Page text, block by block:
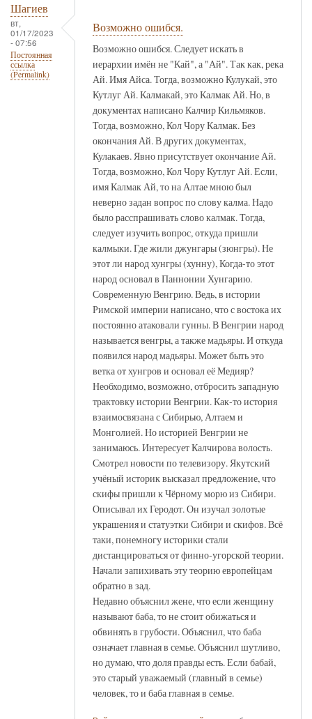
Шагиев
вт,
01/17/2023
- 07:56
Постоянная
ссылка
(Permalink)
Возможно ошибся.
Возможно ошибся. Следует искать в
иерархии имён не "Кай", а "Ай". Так как, река
Ай. Имя Айса. Тогда, возможно Кулукай, это
Кутлуг Ай. Калмакай, это Калмак Ай. Но, в
документах написано Калчир Кильмяков.
Тогда, возможно, Кол Чору Калмак. Без
окончания Ай. В других документах,
Кулакаев. Явно присутствует окончание Ай.
Тогда, возможно, Кол Чору Кутлуг Ай. Если,
имя Калмак Ай, то на Алтае мною был
неверно задан вопрос по слову калма. Надо
было расспрашивать слово калмак. Тогда,
следует изучить вопрос, откуда пришли
калмыки. Где жили джунгары (зюнгры). Не
этот ли народ хунгры (хунну), Когда-то этот
народ основал в Паннонии Хунгарию.
Современную Венгрию. Ведь, в истории
Римской империи написано, что с востока их
постоянно атаковали гунны. В Венгрии народ
называется венгры, а также мадьяры. И откуда
появился народ мадьяры. Может быть это
ветка от хунгров и основал её Медияр?
Необходимо, возможно, отбросить западную
трактовку истории Венгрии. Как-то история
взаимосвязана с Сибирью, Алтаем и
Монголией. Но историей Венгрии не
занимаюсь. Интересует Калчирова волость.
Смотрел новости по телевизору. Якутский
учёный историк высказал предложение, что
скифы пришли к Чёрному морю из Сибири.
Описывал их Геродот. Он изучал золотые
украшения и статуэтки Сибири и скифов. Всё
таки, понемногу историки стали
дистанцироваться от финно-угорской теории.
Начали запихивать эту теорию европейцам
обратно в зад.
Недавно объяснил жене, что если женщину
называют баба, то не стоит обижаться и
обвинять в грубости. Объяснил, что баба
означает главная в семье. Объяснил шутливо,
но думаю, что доля правды есть. Если бабай,
это старый уважаемый (главный в семье)
человек, то и баба главная в семье.